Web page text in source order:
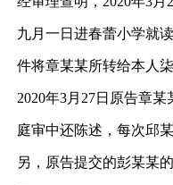
九月一日进春蕾小学就
件将章某某所转给本人
2020年3月27日原告章
庭审中还陈述，每次邱
另，原告提交的彭某某